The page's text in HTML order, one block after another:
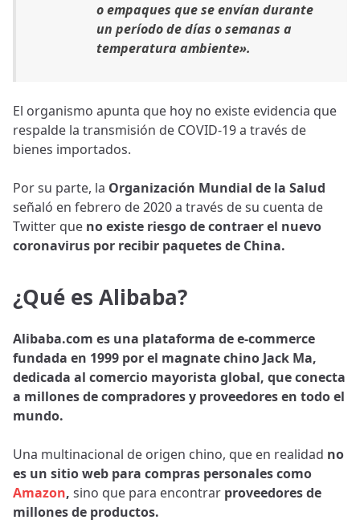
o empaques que se envían durante
un período de días o semanas a
temperatura ambiente».
El organismo apunta que hoy no existe evidencia que
respalde la transmisión de COVID-19 a través de
bienes importados.
Por su parte, la Organización Mundial de la Salud
señaló en febrero de 2020 a través de su cuenta de
Twitter que no existe riesgo de contraer el nuevo
coronavirus por recibir paquetes de China.
¿Qué es Alibaba?
Alibaba.com es una plataforma de e-commerce
fundada en 1999 por el magnate chino Jack Ma,
dedicada al comercio mayorista global, que conecta
a millones de compradores y proveedores en todo el
mundo.
Una multinacional de origen chino, que en realidad no
es un sitio web para compras personales como
Amazon, sino que para encontrar proveedores de
millones de productos.